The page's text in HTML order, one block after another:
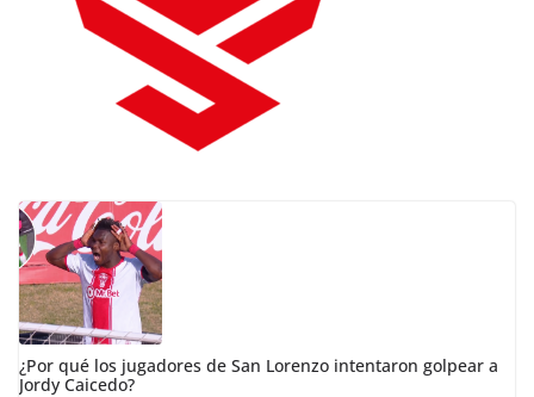
¿Por qué los jugadores de San Lorenzo intentaron golpear a
Jordy Caicedo?